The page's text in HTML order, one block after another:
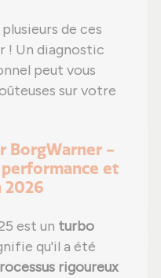
de ces
! Un diagnostic
peut vous
sur votre
BorgWarner -
et
2026
est un turbo
qu'il a été
rigoureux